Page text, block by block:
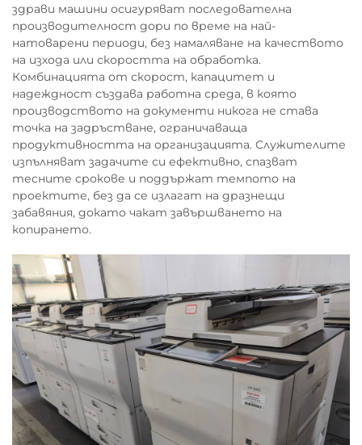
здрави машини осигуряват последователна
производителност дори по време на най-
натоварени периоди, без намаляване на качеството
на изхода или скоростта на обработка.
Комбинацията от скорост, капацитет и
надеждност създава работна среда, в която
производството на документи никога не става
точка на задръстване, ограничаваща
продуктивността на организацията. Служителите
изпълняват задачите си ефективно, спазват
тесните срокове и поддържат темпото на
проектите, без да се излагат на дразнещи
забавяния, докато чакат завършването на
копирането.